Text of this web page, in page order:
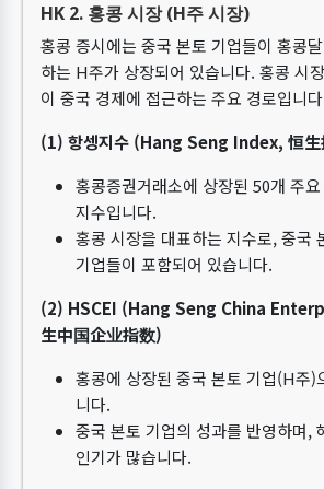
HK 2. 홍콩 시장 (H주 시장)
홍콩 증시에는 중국 본토 기업들이 홍콩
하는 H주가 상장되어 있습니다. 홍콩 시
이 중국 경제에 접근하는 주요 경로입니
(1) 항셍지수 (Hang Seng Index, 恒生
홍콩증권거래소에 상장된 50개 주
지수입니다.
홍콩 시장을 대표하는 지수로, 중국
기업들이 포함되어 있습니다.
(2) HSCEI (Hang Seng China
生中国企业指数)
홍콩에 상장된 중국 본토 기업(H주)
니다.
중국 본토 기업의 성과를 반영하며,
인기가 많습니다.